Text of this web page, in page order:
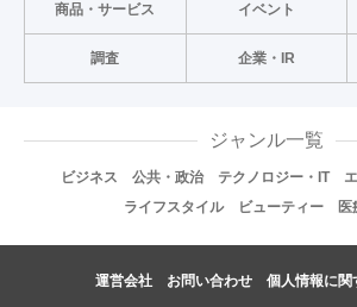
商品・サービス イベント
調査 企業・IR
ジャンル一覧
ビジネス 公共・政治 テクノロジー・IT
ライフスタイル
ビューティー 医
運営会社 お問い合わせ 個人情報に関